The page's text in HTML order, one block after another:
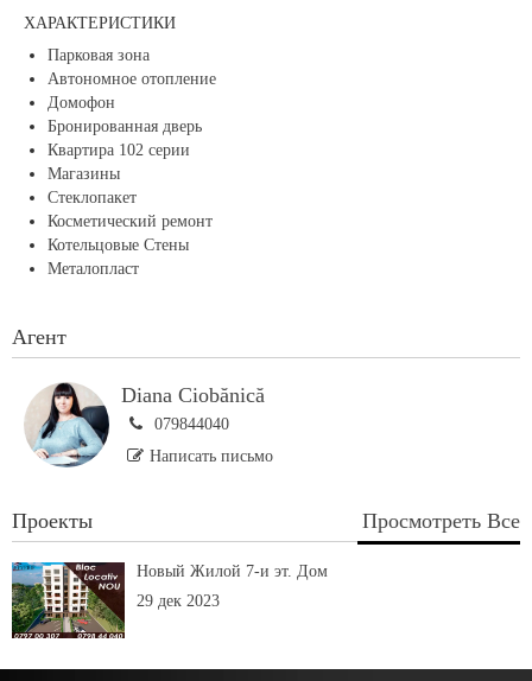
ХАРАКТЕРИСТИКИ
Парковая зона
Автономное отопление
Домофон
Бронированная дверь
Квартира 102 серии
Магазины
Стеклопакет
Косметический ремонт
Котельцовые Стены
Металопласт
Агент
Diana Ciobănică
079844040
Написать письмо
Проекты Просмотреть Все
Новый Жилой 7-и эт. Дом
29 дек 2023